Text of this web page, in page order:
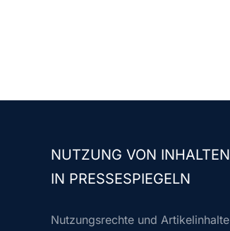
NUTZUNG VON INHALTEN
IN PRESSESPIEGELN
Nutzungsrechte und Artikelinhalte